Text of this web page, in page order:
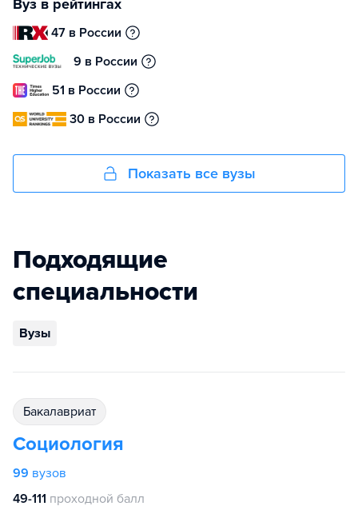
Вуз в рейтингах
47 в России
9 в России
51 в России
30 в России
Показать все вузы
Подходящие
специальности
Вузы
бакалавриат
Социология
99 вузов
49-111 проходной балл